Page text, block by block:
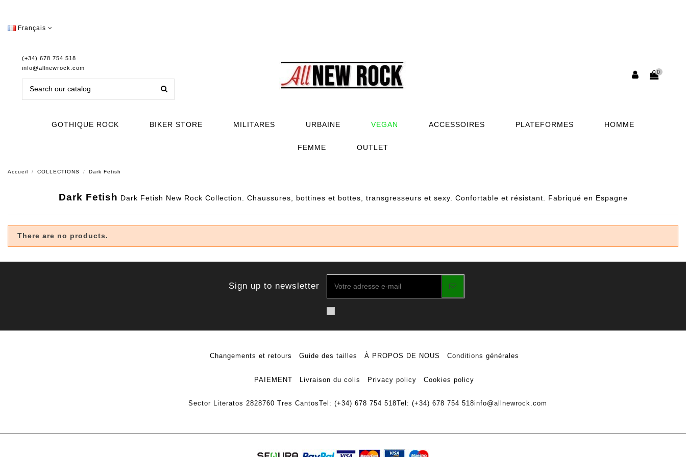
Français
(+34) 678 754 518
info@allnewrock.com
0
GOTHIQUE ROCK BIKER STORE MILITARES URBAINE VEGAN ACCESSOIRES PLATEFORMES HOMME
FEMME OUTLET
Accueil COLLECTIONS Dark Fetish
Dark Fetish Dark Fetish New Rock Collection. Chaussures, bottines et bottes, transgresseurs et sexy. Confortable et résistant. Fabriqué en Espagne
There are no products.
Sign up to newsletter
Changements et retours Guide des tailles À PROPOS DE NOUS Conditions générales
PAIEMENT Livraison du colis Privacy policy Cookies policy
Sector Literatos 2828760 Tres CantosTel: (+34) 678 754 518Tel: (+34) 678 754 518info@allnewrock.com